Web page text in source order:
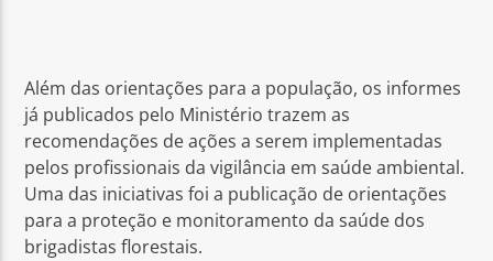
Além das orientações para a população, os informes
já publicados pelo Ministério trazem as
recomendações de ações a serem implementadas
pelos profissionais da vigilância em saúde ambiental.
Uma das iniciativas foi a publicação de orientações
para a proteção e monitoramento da saúde dos
brigadistas florestais.